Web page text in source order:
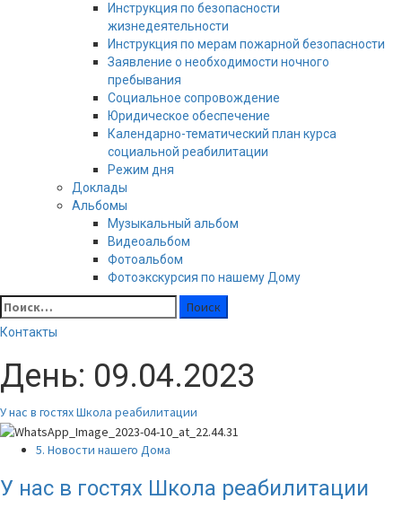
Инструкция по безопасности
жизнедеятельности
Инструкция по мерам пожарной безопасности
Заявление о необходимости ночного
пребывания
Социальное сопровождение
Юридическое обеспечение
Календарно-тематический план курса
социальной реабилитации
Режим дня
Доклады
Альбомы
Музыкальный альбом
Видеоальбом
Фотоальбом
Фотоэкскурсия по нашему Дому
Найти:
Контакты
День: 09.04.2023
У нас в гостях Школа реабилитации
5. Новости нашего Дома
У нас в гостях Школа реабилитации